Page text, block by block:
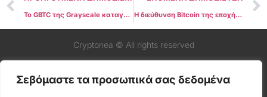
Σεβόμαστε τα προσωπικά σας δεδομένα
Το GBTC της Grayscale καταγράφει την πρώτη εισροή από το ντεμπούτο του Η διεύθυνση Bitcoin της εποχής Satoshi ξυπνά μετά από μια δεκαετία αδράνειας
Cryptonea © All rights reserved